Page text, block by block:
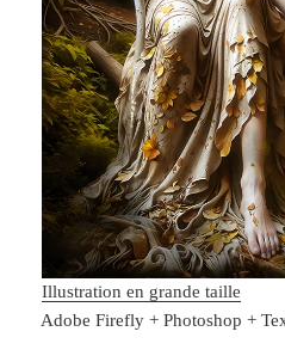
Illustration en grande taille
Adobe Firefly + Photoshop +